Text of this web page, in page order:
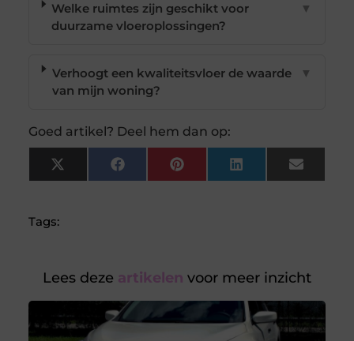
Welke ruimtes zijn geschikt voor
duurzame vloeroplossingen?
▼
Verhoogt een kwaliteitsvloer de waarde
van mijn woning?
▼
Goed artikel? Deel hem dan op:
X
(Twitter)
FacebookPinterest LinkedIn Email
Tags:
Lees deze artikelen voor meer inzicht